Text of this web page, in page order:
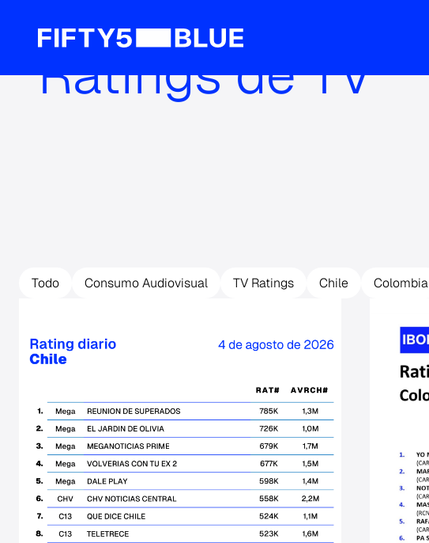
Ratings de TV
Todo Consumo Audiovisual TV Ratings Chile Colombia